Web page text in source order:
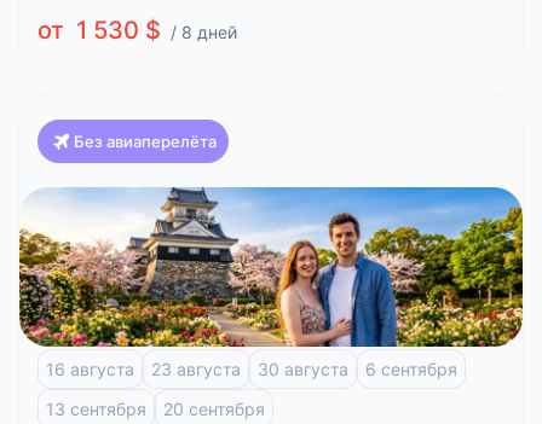
от 1 530 $ / 8 дней
Без авиаперелёта
Классика Японии и отдых на побережье (Токио-
Осака)
Токио Фудзи-Кавагучико Атами Киото Осака
16 августа 23 августа 30 августа
6 сентября
13 сентября
20 сентября